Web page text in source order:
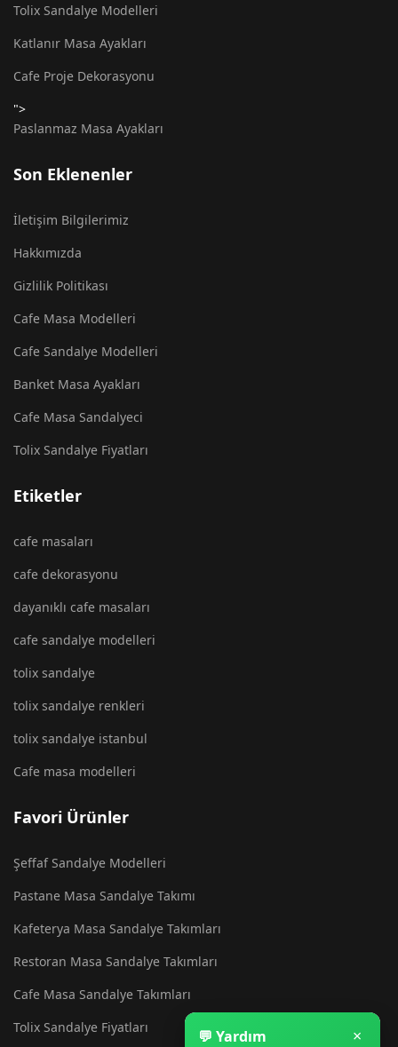
Tolix Sandalye Modelleri
Katlanır Masa Ayakları
Cafe Proje Dekorasyonu
">
Paslanmaz Masa Ayakları
Son Eklenenler
İletişim Bilgilerimiz
Hakkımızda
Gizlilik Politikası
Cafe Masa Modelleri
Cafe Sandalye Modelleri
Banket Masa Ayakları
Cafe Masa Sandalyeci
Tolix Sandalye Fiyatları
Etiketler
cafe masaları
cafe dekorasyonu
dayanıklı cafe masaları
cafe sandalye modelleri
tolix sandalye
tolix sandalye renkleri
tolix sandalye istanbul
Cafe masa modelleri
Favori Ürünler
Şeffaf Sandalye Modelleri
Pastane Masa Sandalye Takımı
Kafeterya Masa Sandalye Takımları
Restoran Masa Sandalye Takımları
Cafe Masa Sandalye Takımları
Tolix Sandalye Fiyatları
💬 Yardım ×